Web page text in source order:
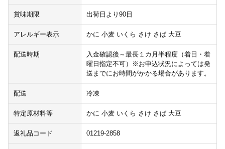
賞味期限 出荷日より90日
アレルギー表示 かに 小麦 いくら さけ さば 大豆
配送時期
入金確認後～最長１カ月半程度（着日・着
曜日指定不可）※お申込状況によっては発
送までにお時間がかかる場合があります。
配送 冷凍
特定原材料等 かに 小麦 いくら さけ さば 大豆
返礼品コード 01219-2858